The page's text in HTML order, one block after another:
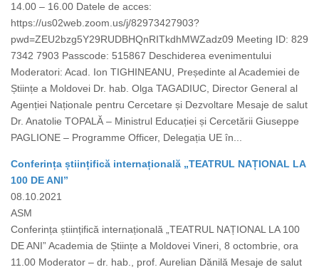
14.00 – 16.00 Datele de acces:
https://us02web.zoom.us/j/82973427903?
pwd=ZEU2bzg5Y29RUDBHQnRITkdhMWZadz09 Meeting ID: 829
7342 7903 Passcode: 515867 Deschiderea evenimentului
Moderatori: Acad. Ion TIGHINEANU, Președinte al Academiei de
Științe a Moldovei Dr. hab. Olga TAGADIUC, Director General al
Agenției Naționale pentru Cercetare și Dezvoltare Mesaje de salut
Dr. Anatolie TOPALĂ – Ministrul Educației și Cercetării Giuseppe
PAGLIONE – Programme Officer, Delegația UE în...
Conferința științifică internațională „TEATRUL NAȚIONAL LA
100 DE ANI”
08.10.2021
ASM
Conferința științifică internațională „TEATRUL NAȚIONAL LA 100
DE ANI” Academia de Științe a Moldovei Vineri, 8 octombrie, ora
11.00 Moderator – dr. hab., prof. Aurelian Dănilă Mesaje de salut